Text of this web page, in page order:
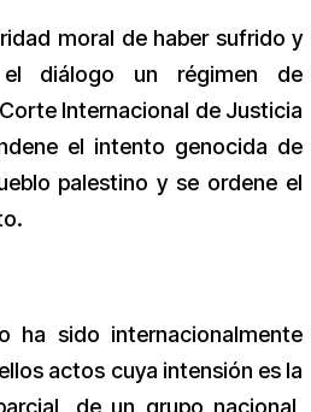
moral de haber sufrido y
el diálogo un régimen de
Internacional de Justicia
el intento genocida de
palestino y se ordene el
ha sido internacionalmente
actos cuya intensión es la